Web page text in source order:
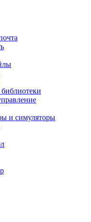
игры
и симуляторы